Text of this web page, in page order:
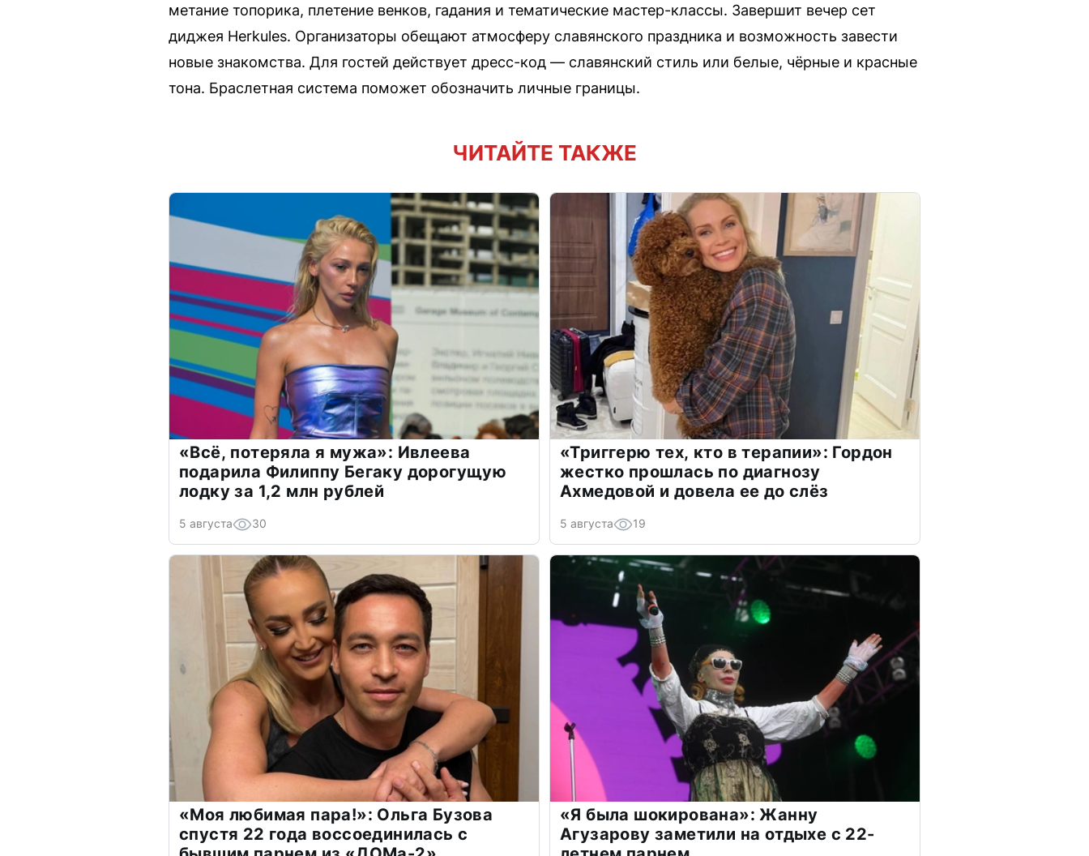
метание топорика, плетение венков, гадания и тематические мастер-классы. Завершит вечер сет
диджея Herkules. Организаторы обещают атмосферу славянского праздника и возможность завести
новые знакомства. Для гостей действует дресс-код — славянский стиль или белые, чёрные и красные
тона. Браслетная система поможет обозначить личные границы.
ЧИТАЙТЕ ТАКЖЕ
«Всё, потеряла я мужа»: Ивлеева
подарила Филиппу Бегаку дорогущую
лодку за 1,2 млн рублей
5 августа 30
«Триггерю тех, кто в терапии»: Гордон
жестко прошлась по диагнозу
Ахмедовой и довела ее до слёз
5 августа 19
«Моя любимая пара!»: Ольга Бузова
спустя 22 года воссоединилась с
«Я была шокирована»: Жанну
Агузарову заметили на отдыхе с 22-